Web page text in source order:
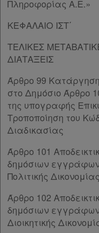
Παρ.4
Άρθρο 54
Παρ.2
Παρ.5
Άρθρο 55
Παρ.1
Παρ.2
Παρ.3
Παρ.4
Άρθρο 56
Παρ.1
Παρ.2
Παρ.3
Παρ.4
Άρθρο 57
Πληροφορίας Α.Ε.»
ΚΕΦΑΛΑΙΟ ΙΣΤ΄
ΤΕΛΙΚΕΣ
ΔΙΑΤΑΞΕΙΣ
Άρθρο 99
στο Δημόσιο Άρθρο
της υπογραφής
Τροποποίηση του
Διαδικασίας
Άρθρο 101
δημόσιων
Πολιτικής Δικονομίας
Άρθρο 102
δημόσιων
Διοικητικής